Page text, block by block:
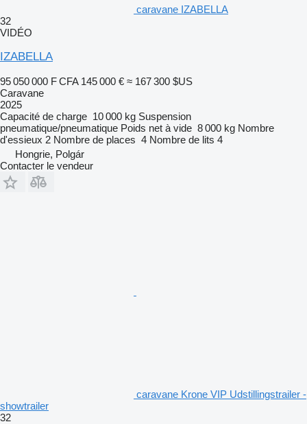
caravane IZABELLA
32
VIDÉO
IZABELLA
95 050 000 F CFA 145 000 € ≈ 167 300 $US
Caravane
2025
Capacité de charge 10 000 kg Suspension
pneumatique/pneumatique Poids net à vide 8 000 kg Nombre
d'essieux 2 Nombre de places 4 Nombre de lits 4
Hongrie, Polgár
Contacter le vendeur
caravane Krone VIP Udstillingstrailer -
showtrailer
32